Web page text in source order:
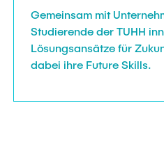
Gemeinsam mit
Studierende der TUHH
Lösungsansätze für
dabei ihre Future Skills.